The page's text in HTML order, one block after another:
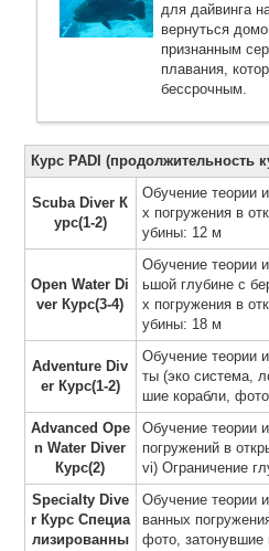
для дайвинга
вернуться
признанным
плавания,
бессрочным.
Курс PADI (продолжительность
Scuba Diver К
урс(1-2)
Обучение теории
х погружения в
убины: 12 м
Open Water Di
ver Курс(3-4)
Обучение теории
ьшой глубине с
х погружения в
убины: 18 м
Adventure Div
er Курс(1-2)
Обучение теории
ты (эко система,
шие корабли,
Advanced Ope
n Water Diver
Курс(2)
Обучение теории
погружений в
vi) Ограничение
Specialty Dive
r Курс Специа
лизированны
Обучение теории
ванных
фото, затонувшие